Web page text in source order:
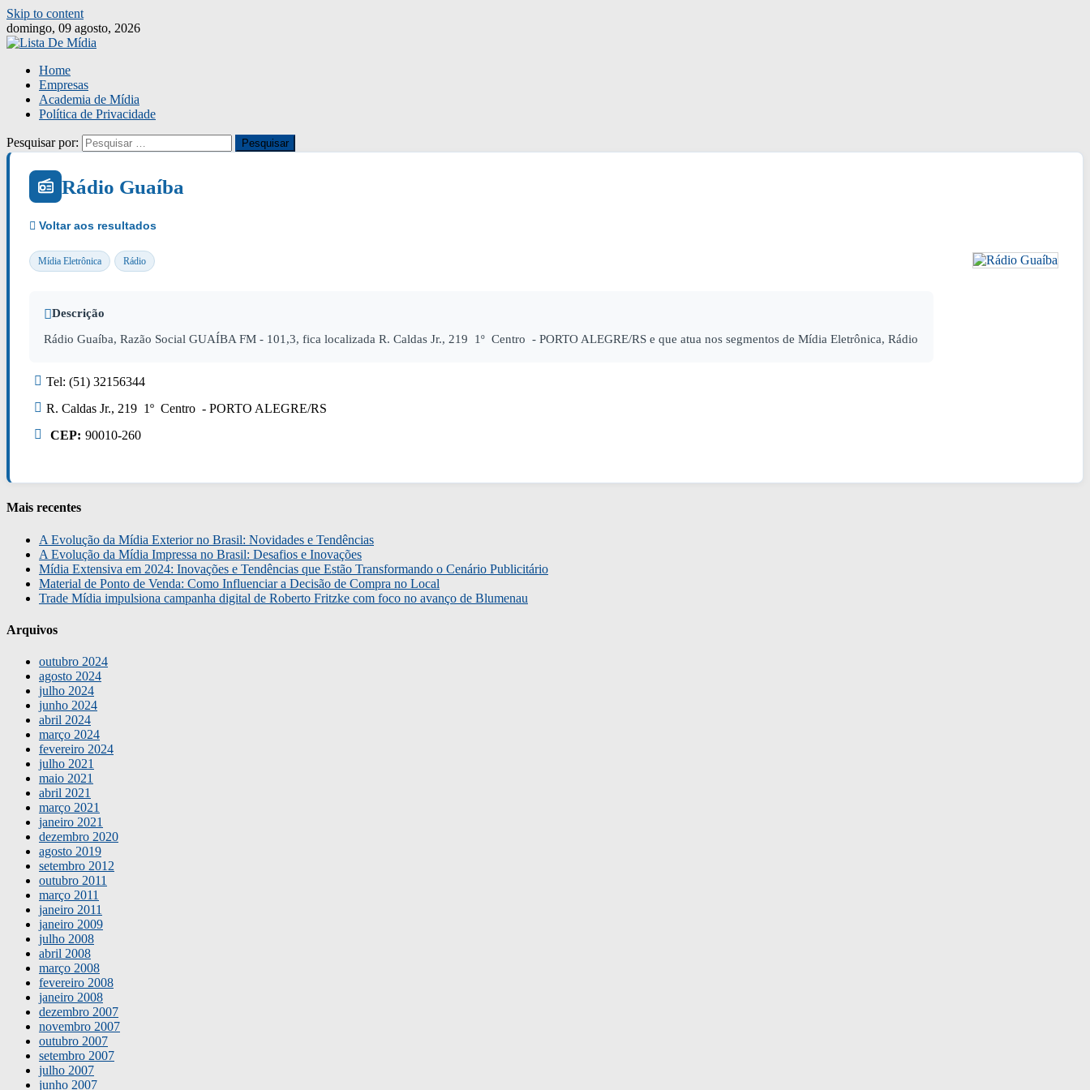
Skip to content
domingo, 09 agosto, 2026
Home
Empresas
Academia de Mídia
Política de Privacidade
Pesquisar por:
Rádio Guaíba
Mídia Eletrônica Rádio
Descrição
Rádio Guaíba, Razão Social GUAÍBA FM - 101,3, fica localizada R. Caldas Jr., 219 1º Centro - PORTO ALEGRE/RS e que atua nos segmentos de Mídia Eletrônica, Rádio
Tel: (51) 32156344
R. Caldas Jr., 219 1º Centro - PORTO ALEGRE/RS
CEP: 90010-260
Mais recentes
A Evolução da Mídia Exterior no Brasil: Novidades e Tendências
A Evolução da Mídia Impressa no Brasil: Desafios e Inovações
Mídia Extensiva em 2024: Inovações e Tendências que Estão Transformando o Cenário Publicitário
Material de Ponto de Venda: Como Influenciar a Decisão de Compra no Local
Trade Mídia impulsiona campanha digital de Roberto Fritzke com foco no avanço de Blumenau
Arquivos
outubro 2024
agosto 2024
julho 2024
junho 2024
abril 2024
março 2024
fevereiro 2024
julho 2021
maio 2021
abril 2021
março 2021
janeiro 2021
dezembro 2020
agosto 2019
setembro 2012
outubro 2011
março 2011
janeiro 2011
janeiro 2009
julho 2008
abril 2008
março 2008
fevereiro 2008
janeiro 2008
dezembro 2007
novembro 2007
outubro 2007
setembro 2007
julho 2007
junho 2007